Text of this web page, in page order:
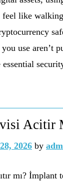
feel like
use aren’t
essential
Acitir
2026 by
mı? İmplant